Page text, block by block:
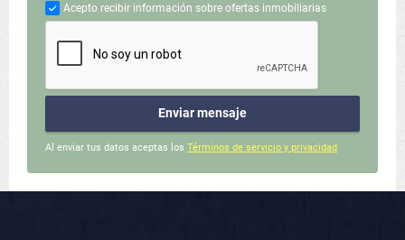
Acepto recibir información sobre ofertas inmobiliarias
Enviar mensaje
Al enviar tus datos aceptas los Términos de servicio y privacidad